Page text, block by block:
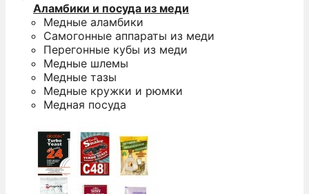
Аламбики и посуда из меди
Медные аламбики
Самогонные аппараты из меди
Перегонные кубы из меди
Медные шлемы
Медные тазы
Медные кружки и рюмки
Медная посуда